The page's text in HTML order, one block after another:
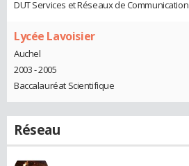
DUT Services et Réseaux de Communication
Lycée Lavoisier
Auchel
2003 - 2005
Baccalauréat Scientifique
Réseau